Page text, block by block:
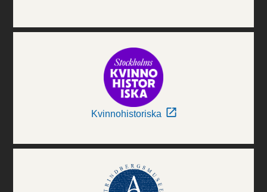
Kvinnohistoriska